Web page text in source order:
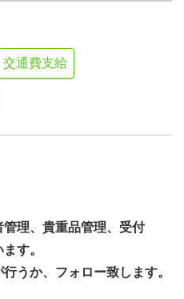
交通費支給
理、 貴重品管理、受付
す。
うか、フォロー致します。